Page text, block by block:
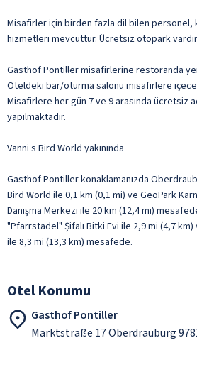
Misafirler için birden fazla dil bilen personel,
hizmetleri mevcuttur. Ücretsiz otopark
Gasthof Pontiller misafirlerine restoranda
Oteldeki bar/oturma salonu misafirlere
Misafirlere her gün 7 ve 9 arasında ücretsiz
yapılmaktadır.
Vanni s Bird World yakınında
Gasthof Pontiller konaklamanızda
Bird World ile 0,1 km (0,1 mi) ve GeoPark
Danışma Merkezi ile 20 km (12,4 mi)
"Pfarrstadel" Şifalı Bitki Evi ile 2,9 mi (4,7
ile 8,3 mi (13,3 km) mesafede.
Otel Konumu
Gasthof Pontiller
Marktstraße 17 Oberdrauburg